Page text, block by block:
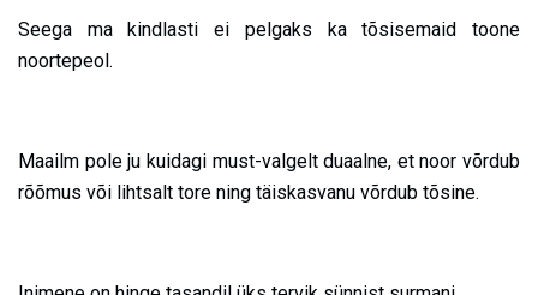
Seega ma kindlasti ei pelgaks ka tõsisemaid toone
noortepeol.
Maailm pole ju kuidagi must-valgelt duaalne, et noor võrdub
rõõmus või lihtsalt tore ning täiskasvanu võrdub tõsine.